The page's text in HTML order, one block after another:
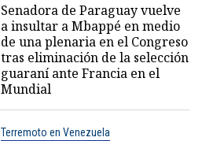
Senadora de Paraguay vuelve
a insultar a Mbappé en medio
de una plenaria en el Congreso
tras eliminación de la selección
guaraní ante Francia en el
Mundial
Terremoto en Venezuela